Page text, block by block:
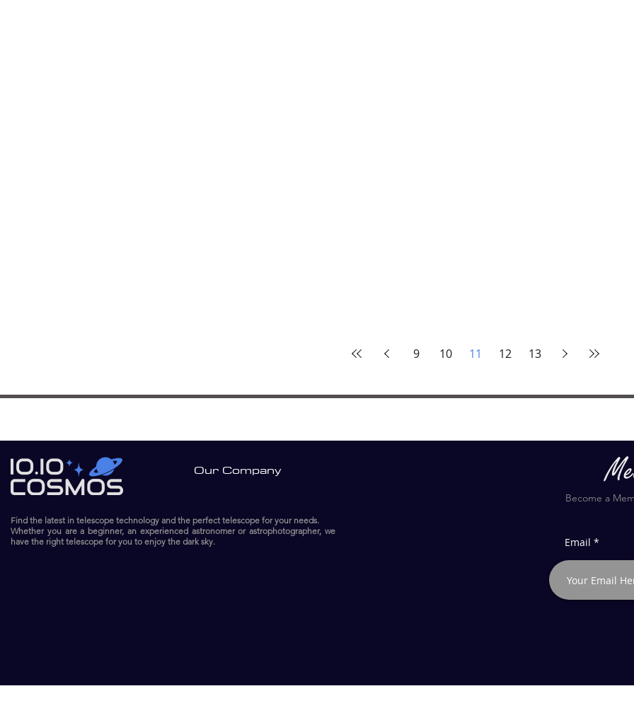
9 10 11 12 13
Our Company
Find the latest in telescope technology and the perfect telescope for your needs.
Whether you are a beginner, an experienced astronomer or astrophotographer, we
have the right telescope for you to enjoy the dark sky.​
Become a
Email